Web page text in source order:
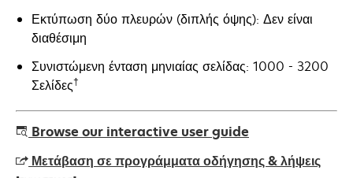
Εκτύπωση δύο πλευρών (διπλής όψης): Δεν είναι
διαθέσιμη
Συνιστώμενη ένταση μηνιαίας σελίδας: 1000 - 3200
Σελίδες†
Browse our interactive user guide
Μετάβαση σε προγράμματα οδήγησης & λήψεις